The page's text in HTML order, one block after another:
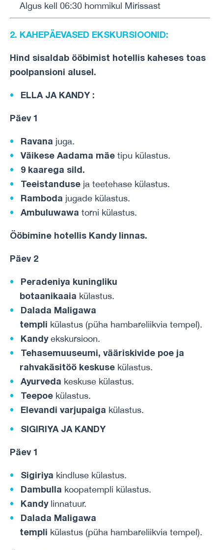
Algus kell 06:30 hommikul Mirissast
2. KAHEPÄEVASED EKSKURSIOONID:
Hind sisaldab ööbimist hotellis kaheses toas
poolpansioni alusel.
ELLA JA KANDY:
Päev 1
Ravana juga.
Väikese Aadama mäetipu külastus.
9 kaarega sild.
Teeistanduseja teetehase külastus.
Ramboda jugade külastus.
Ambuluwawa torni külastus.
Ööbimine hotellis Kandy linnas.
Päev 2
Peradeniya kuningliku
botaanikaaia külastus.
Dalada Maligawa
templi külastus (püha hambareliikvia tempel).
Kandyekskursioon.
Tehasemuuseumi, vääriskivide poe ja
rahvakäsitöö keskuse külastus.
Ayurveda keskuse külastus.
Teepoekülastus.
Elevandi varjupaiga külastus.
SIGIRIYA JA KANDY
Päev 1
Sigiriya kindluse külastus.
Dambulla koopatempli külastus.
Kandylinnatuur.
Dalada Maligawa
templi külastus (püha hambareliikvia tempel).